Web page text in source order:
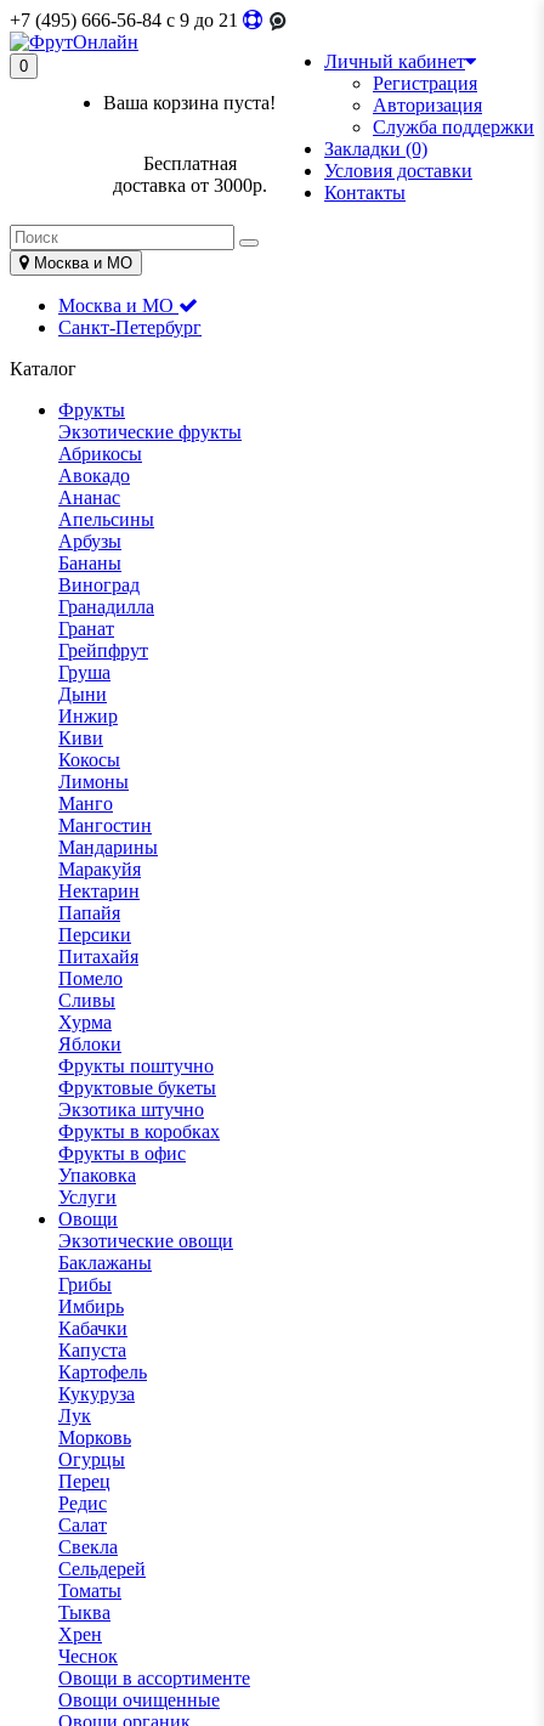
+7 (495) 666-56-84 c 9 до 21
Личный кабинет
Регистрация
Авторизация
Служба поддержки
Закладки (0)
Условия доставки
Контакты
0
Ваша корзина пуста!
Бесплатная
доставка от 3000р.
Москва и МО
Москва и МО
Санкт-Петербург
Каталог
Фрукты
Экзотические фрукты
Абрикосы
Авокадо
Ананас
Апельсины
Арбузы
Бананы
Виноград
Гранадилла
Гранат
Грейпфрут
Груша
Дыни
Инжир
Киви
Кокосы
Лимоны
Манго
Мангостин
Мандарины
Маракуйя
Нектарин
Папайя
Персики
Питахайя
Помело
Сливы
Хурма
Яблоки
Фрукты поштучно
Фруктовые букеты
Экзотика штучно
Фрукты в коробках
Фрукты в офис
Упаковка
Услуги
Овощи
Экзотические овощи
Баклажаны
Грибы
Имбирь
Кабачки
Капуста
Картофель
Кукуруза
Лук
Морковь
Огурцы
Перец
Редис
Салат
Свекла
Сельдерей
Томаты
Тыква
Хрен
Чеснок
Овощи в ассортименте
Овощи очищенные